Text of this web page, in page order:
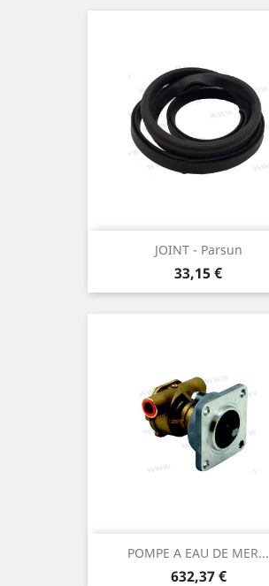
JOINT - Parsun
Prix
33,15 €
POMPE A EAU DE MER...
Prix
632,37 €